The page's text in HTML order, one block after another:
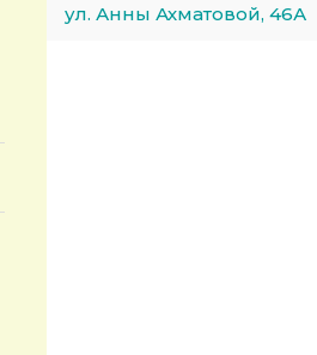
ул. Анны Ахматовой, 46А